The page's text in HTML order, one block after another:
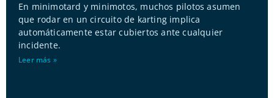
En minimotard y minimotos, muchos pilotos asumen
que rodar en un circuito de karting implica
automáticamente estar cubiertos ante cualquier
incidente.
Leer más »